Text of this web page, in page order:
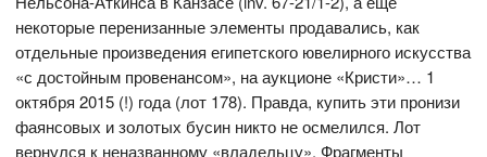
некоторые перенизанные элементы продавались, как
отдельные произведения египетского ювелирного искусства
«с достойным провенансом», на аукционе «Кристи»… 1
октября 2015 (!) года (лот 178). Правда, купить эти пронизи
фаянсовых и золотых бусин никто не осмелился. Лот
вернулся к неназванному «владельцу». Фрагменты